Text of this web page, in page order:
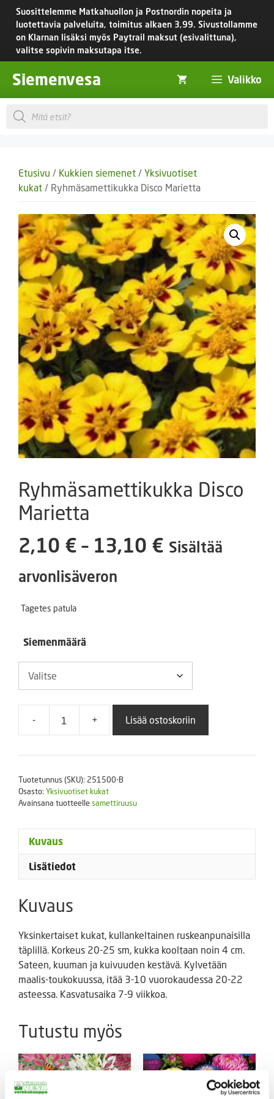
Siirry
sisältöön
Suosittelemme Matkahuollon ja Postnordin nopeita ja
luotettavia palveluita, toimitus alkaen 3,99. Sivustollamme
on Klarnan lisäksi myös Paytrail maksut (esivalittuna),
valitse sopivin maksutapa itse.
Siemenvesa Valikko
Products
search
Etusivu / Kukkien siemenet / Yksivuotiset
kukat / Ryhmäsamettikukka Disco Marietta
Ryhmäsamettikukka Disco
Marietta
2,10 € – 13,10 € Sisältää
arvonlisäveron
Tagetes patula
Siemenmäärä
-
Ryhmäsamettikukka
Marietta
+ Lisää ostoskoriin
Tuotetunnus (SKU): 251500-B
Osasto: Yksivuotiset kukat
Avainsana tuotteellesamettiruusu
Kuvaus
Lisätiedot
Kuvaus
Yksinkertaiset kukat, kullankeltainen ruskeanpunaisilla
täplillä. Korkeus 20-25 sm, kukka kooltaan noin 4 cm.
Sateen, kuuman ja kuivuuden kestävä. Kylvetään
maalis-toukokuussa, itää 3-10 vuorokaudessa 20-22
asteessa. Kasvatusaika 7-9 viikkoa.
Tutustu myös